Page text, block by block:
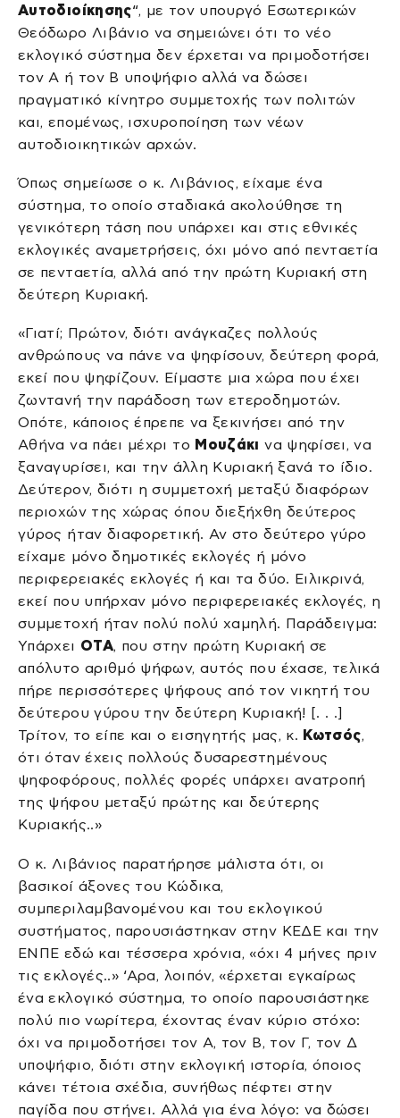
Αυτοδιοίκησης“, με τον υπουργό Εσωτερικών
Θεόδωρο Λιβάνιο να σημειώνει ότι το νέο
εκλογικό σύστημα δεν έρχεται να πριμοδοτήσει
τον Α ή τον Β υποψήφιο αλλά να δώσει
πραγματικό κίνητρο συμμετοχής των πολιτών
και, επομένως, ισχυροποίηση των νέων
αυτοδιοικητικών αρχών.
Όπως σημείωσε ο κ. Λιβάνιος, είχαμε ένα
σύστημα, το οποίο σταδιακά ακολούθησε τη
γενικότερη τάση που υπάρχει και στις εθνικές
εκλογικές αναμετρήσεις, όχι μόνο από πενταετία
σε πενταετία, αλλά από την πρώτη Κυριακή στη
δεύτερη Κυριακή.
«Γιατί; Πρώτον, διότι ανάγκαζες πολλούς
ανθρώπους να πάνε να ψηφίσουν, δεύτερη φορά,
εκεί που ψηφίζουν. Είμαστε μια χώρα που έχει
ζωντανή την παράδοση των ετεροδημοτών.
Οπότε, κάποιος έπρεπε να ξεκινήσει από την
Αθήνα να πάει μέχρι το Μουζάκι να ψηφίσει, να
ξαναγυρίσει, και την άλλη Κυριακή ξανά το ίδιο.
Δεύτερον, διότι η συμμετοχή μεταξύ διαφόρων
περιοχών της χώρας όπου διεξήχθη δεύτερος
γύρος ήταν διαφορετική. Αν στο δεύτερο γύρο
είχαμε μόνο δημοτικές εκλογές ή μόνο
περιφερειακές εκλογές ή και τα δύο. Ειλικρινά,
εκεί που υπήρχαν μόνο περιφερειακές εκλογές, η
συμμετοχή ήταν πολύ πολύ χαμηλή. Παράδειγμα:
Υπάρχει ΟΤΑ, που στην πρώτη Κυριακή σε
απόλυτο αριθμό ψήφων, αυτός που έχασε, τελικά
πήρε περισσότερες ψήφους από τον νικητή του
δεύτερου γύρου την δεύτερη Κυριακή! [. . .]
Τρίτον, το είπε και ο εισηγητής μας, κ. Κωτσός,
ότι όταν έχεις πολλούς δυσαρεστημένους
ψηφοφόρους, πολλές φορές υπάρχει ανατροπή
της ψήφου μεταξύ πρώτης και δεύτερης
Κυριακής..»
Ο κ. Λιβάνιος παρατήρησε μάλιστα ότι, οι
βασικοί άξονες του Κώδικα,
συμπεριλαμβανομένου και του εκλογικού
συστήματος, παρουσιάστηκαν στην ΚΕΔΕ και την
ΕΝΠΕ εδώ και τέσσερα χρόνια, «όχι 4 μήνες πριν
τις εκλογές..» ‘Αρα, λοιπόν, «έρχεται εγκαίρως
ένα εκλογικό σύστημα, το οποίο παρουσιάστηκε
πολύ πιο νωρίτερα, έχοντας έναν κύριο στόχο:
όχι να πριμοδοτήσει τον Α, τον Β, τον Γ, τον Δ
υποψήφιο, διότι στην εκλογική ιστορία, όποιος
κάνει τέτοια σχέδια, συνήθως πέφτει στην
παγίδα που στήνει. Αλλά για ένα λόγο: να δώσει